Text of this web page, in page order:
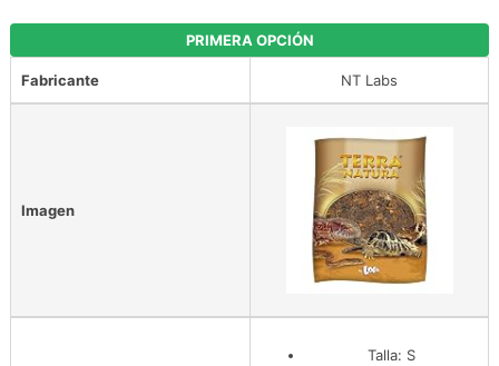
PRIMERA OPCIÓN
Fabricante NT Labs
Imagen
Talla: S